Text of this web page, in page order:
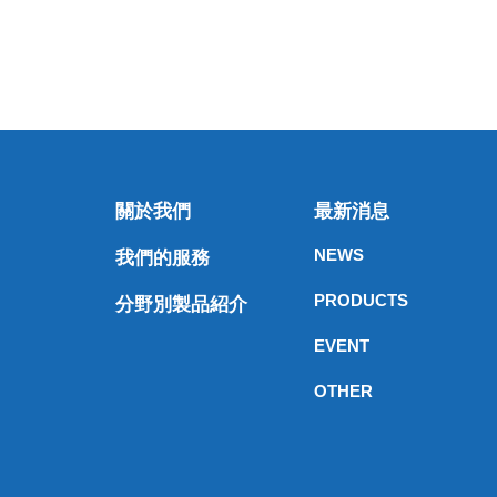
關於我們
我們的服務
分野別製品紹介
最新消息
NEWS
PRODUCTS
EVENT
OTHER